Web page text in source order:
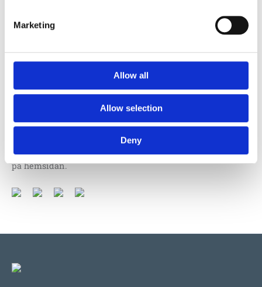
Marketing
Allow all
Allow selection
Deny
materialet wicker/pilträ) och fästen (inte rörliga), alla
produkter från Kraiburg och alla metalldelar från Europlay.
material – produktionsfel på rörliga plast- och metalldelar.
Produktens utseende kan avvika mot de bilder som visas
på hemsidan.